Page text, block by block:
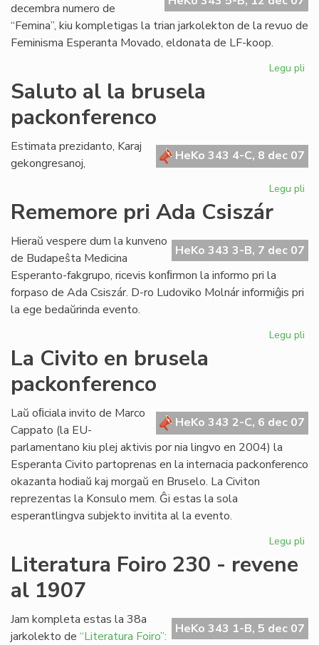
decembra numero de
“Femina”, kiu kompletigas la trian jarkolekton de la revuo de
Feminisma Esperanta Movado, eldonata de LF-koop.
Legu pli
de
Saluto al la brusela
packonferenco
HeKo 343 4-C, 8 dec 07
Estimata prezidanto, Karaj
gekongresanoj,
Legu pli
Rememore pri Ada Csiszár
HeKo 343 3-B, 7 dec 07
Hieraŭ vespere dum la kunveno
de Budapeŝta Medicina
Esperanto-fakgrupo, ricevis konﬁrmon la informo pri la
forpaso de Ada Csiszár. D-ro Ludoviko Molnár informiĝis pri
la ege bedaŭrinda evento.
Legu pli
La Civito en brusela
packonferenco
HeKo 343 2-C, 6 dec 07
Laŭ oﬁciala invito de Marco
Cappato (la EU-
parlamentano kiu plej aktivis por nia lingvo en 2004) la
Esperanta Civito partoprenas en la internacia packonferenco
okazanta hodiaŭ kaj morgaŭ en Bruselo. La Civiton
reprezentas la Konsulo mem. Ĝi estas la sola
esperantlingva subjekto invitita al la evento.
Legu pli
Literatura Foiro 230 - revene
al 1907
HeKo 343 1-B, 5 dec 07
Jam kompleta estas la 38a
jarkolekto de “Literatura Foiro”: